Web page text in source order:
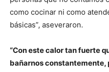
como cocinar ni como
básicas”, aseveraron.
“Con este calor tan fuerte
bañarnos constantemente,